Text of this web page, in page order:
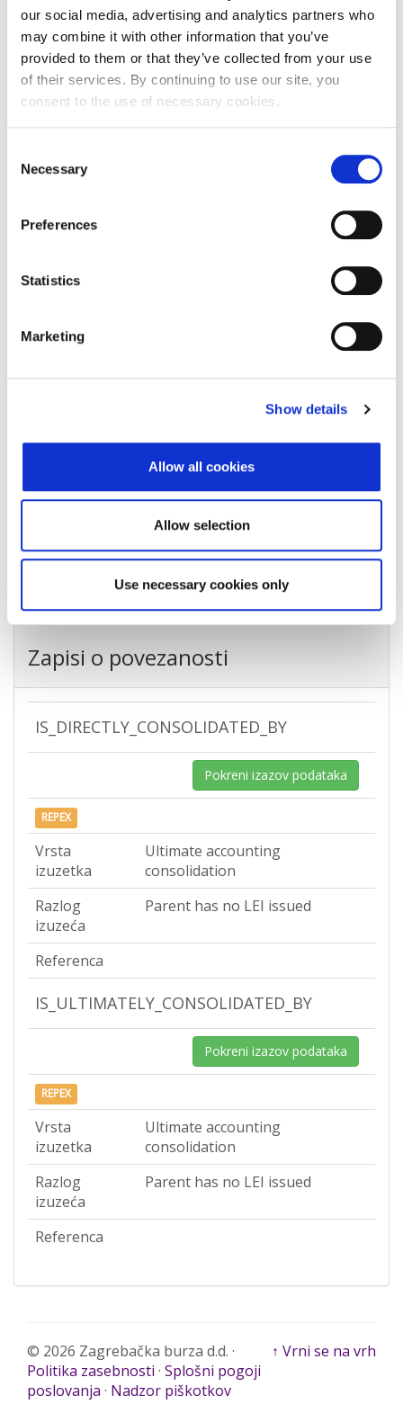
our social media, advertising and analytics partners who
may combine it with other information that you’ve
provided to them or that they’ve collected from your use
of their services. By continuing to use our site, you
consent to the use of necessary cookies.
Selection
Necessary
Preferences
Statistics
Marketing
Show details
Allow all cookies
Allow selection
Use necessary cookies only
LEI vezanog subjekta
-
Potvrđeno kod
Sudski registar
(RA000156)
potpuno potvrđeno
Datum isteka subjekta
Poštanski broj
Adresa
Sukoišanska 43
Split
Država
Croatia
Zapisi o povezanosti
IS_DIRECTLY_CONSOLIDATED_BY
Pokreni izazov podataka
REPEX
Vrsta
izuzetka
Ultimate accounting
consolidation
Razlog
izuzeća
Parent has no LEI issued
Referenca
IS_ULTIMATELY_CONSOLIDATED_BY
Pokreni izazov podataka
REPEX
Vrsta
izuzetka
Ultimate accounting
consolidation
Razlog
izuzeća
Parent has no LEI issued
Referenca
↑ Vrni se na vrh
© 2026 Zagrebačka burza d.d. ·
Politika zasebnosti · Splošni pogoji
poslovanja · Nadzor piškotkov